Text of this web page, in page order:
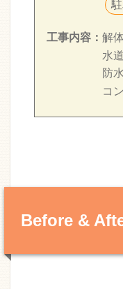
工事内容： 解
水
防
コ
Before &